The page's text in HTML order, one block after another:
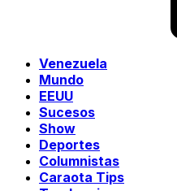
Venezuela
Mundo
EEUU
Sucesos
Show
Deportes
Columnistas
Caraota Tips